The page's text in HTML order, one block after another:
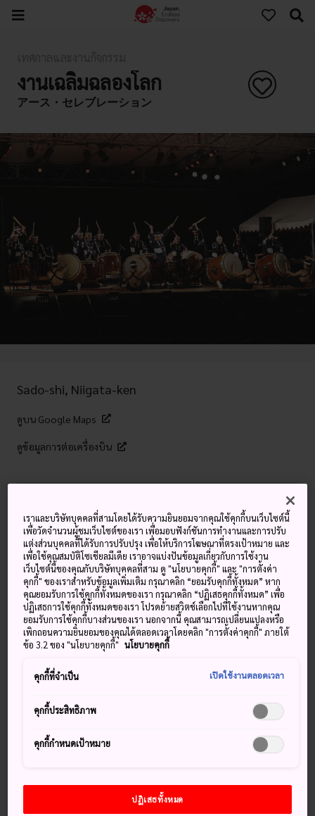
งานเฉลิมฉลองโลก
アース・セレブレーション
Sado-shi, Niigata-ken
ดูบน Google Maps
ดูข้อมูลการต่อเครื่องบิน
เพลินไปกับกลองไทโกะ การแสดง
ดนตรี อาหารพื้นถิ่น และอีกมากมาย
ในงานที่ร่วมโลกใบนี้ให้เป็นหนึ่งเดียว
ที่เกาะซาโดะ
ในเดือนสิงหาคมของทุกปี ซาโดะจะเปลี่ยนโฉมหน้าจากเกาะ
เงียบสงบมาเป็นศูนย์กลางงานนานาชาติสุดคึกคัก งานเฉลิม
ฉลองโลกคือเทศกาลดนตรีที่รวบรวมยอดฝีมือด้านศิลปะการ
แสดงจากประเทศญี่ปุ่นและทั่วทุกสารทิศ จัดขึ้นโดยทางการเมือง
ซาโดะและคณะกลองไทโกะ “โคโด” ที่มีชื่อเสียงระดับโลก
เคล็ดลับ
เราและบริษัทบุคคลที่สามโดยได้รับความยินยอมจากคุณใช้คุกกี้บนเว็บไซต์นี้
เพื่อวัดจำนวนผู้ชมเว็บไซต์ของเรา เพื่อมอบฟังก์ชันการทำงานและการปรับ
แต่งส่วนบุคคลที่ได้รับการปรับปรุง เพื่อให้บริการโฆษณาที่ตรงเป้าหมาย และ
เพื่อใช้คุณสมบัติโซเชียลมีเดีย เราอาจแบ่งปันข้อมูลเกี่ยวกับการใช้งาน
เว็บไซต์นี้ของคุณกับบริษัทบุคคลที่สาม ดู "นโยบายคุกกี้" และ "การตั้งค่า
คุกกี้" ของเราสำหรับข้อมูลเพิ่มเติม กรุณาคลิก “ยอมรับคุกกี้ทั้งหมด” หาก
คุณยอมรับการใช้คุกกี้ทั้งหมดของเรา กรุณาคลิก “ปฏิเสธคุกกี้ทั้งหมด” เพื่อ
ปฏิเสธการใช้คุกกี้ทั้งหมดของเรา โปรดย้ายสวิตช์เลือกไปที่ใช้งานหากคุณ
ยอมรับการใช้คุกกี้บางส่วนของเรา นอกจากนี้ คุณสามารถเปลี่ยนแปลงหรือ
เพิกถอนความยินยอมของคุณได้ตลอดเวลาโดยคลิก "การตั้งค่าคุกกี้" ภายใต้
ข้อ 3.2 ของ "นโยบายคุกกี้" นโยบายคุกกี้
คุกกี้ที่จำเป็น เปิดใช้งานตลอดเวลา
คุกกี้ประสิทธิภาพ
คุกกี้กำหนดเป้าหมาย
ปฏิเสธทั้งหมด